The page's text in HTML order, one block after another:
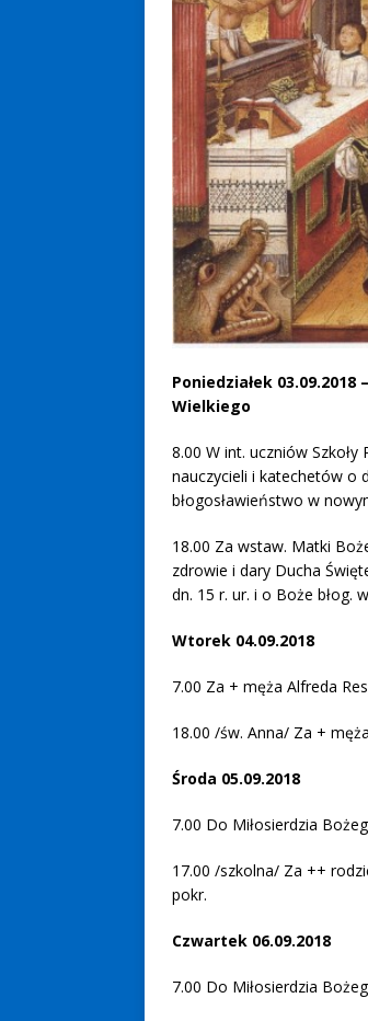
Poniedziałek 03.09.2018
Wielkiego
8.00 W int. uczniów
nauczycieli i katechetów o
błogosławieństwo w
18.00 Za wstaw. Matki
zdrowie i dary Ducha
dn. 15 r. ur. i o Boże błog.
Wtorek 04.09.2018
7.00 Za + męża Alfreda
18.00 /św. Anna/ Za +
Środa 05.09.2018
7.00 Do Miłosierdzia
17.00 /szkolna/ Za ++
pokr.
Czwartek 06.09.2018
7.00 Do Miłosierdzia